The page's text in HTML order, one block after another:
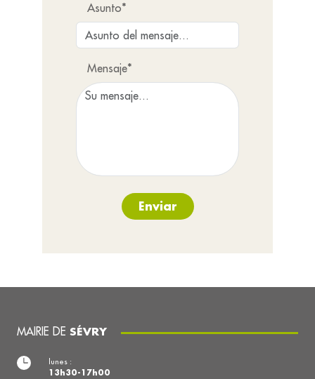
Asunto*
Mensaje*
Enviar
MAIRIE DE SÉVRY
lunes :
13h30-17h00